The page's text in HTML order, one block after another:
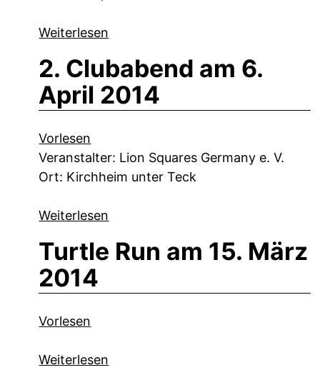
Weiterlesen
2. Clubabend am 6.
April 2014
Vorlesen
Veranstalter: Lion Squares Germany e. V.
Ort: Kirchheim unter Teck
Weiterlesen
Turtle Run am 15. März
2014
Vorlesen
Weiterlesen